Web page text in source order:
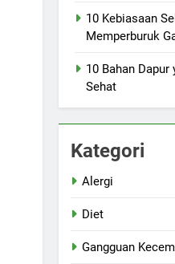
10 Kebiasaan
Memperburuk
10 Bahan
Sehat
Kategori
Alergi
Diet
Gangguan